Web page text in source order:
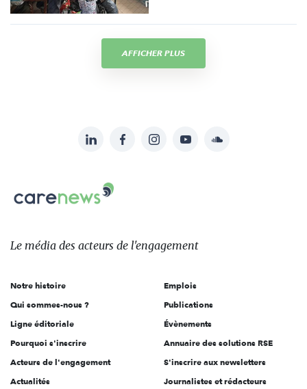
AFFICHER PLUS
sur:
LinkedInFacebookInstagramYouTubeSoundcloud
Carenews,
Le
des
l'engagement
Le média des acteurs de l'engagement
Notre histoire
Qui sommes-nous ?
Ligne éditoriale
Pourquoi s'inscrire
Acteurs de l'engagement
Actualités
Emplois
Publications
Évènements
Annuaire des solutions RSE
S'inscrire aux newsletters
Journalistes et rédacteurs